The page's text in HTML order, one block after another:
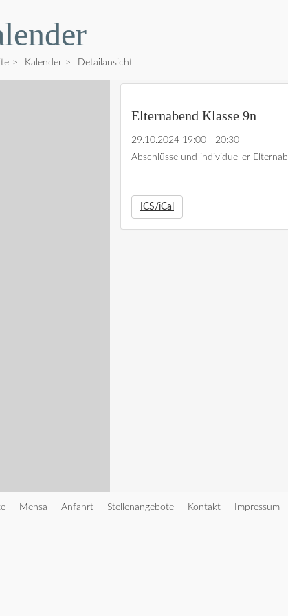
> Kalender > Detailansicht
Elternabend Klasse 9n
29.10.2024 19:00 - 20:30
Abschlüsse und individueller
ICS/iCal
Mensa Anfahrt Stellenangebote Kontakt Impressum